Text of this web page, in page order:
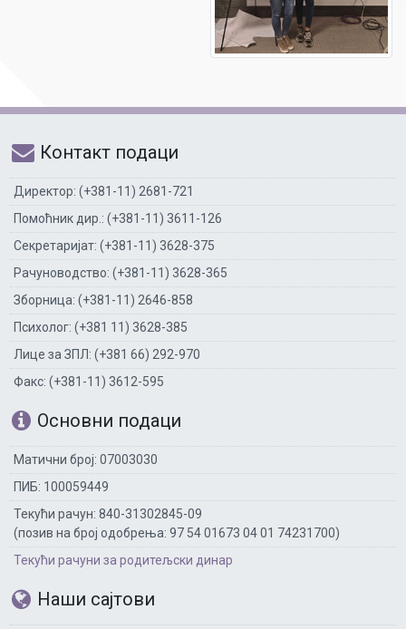
Контакт подаци
Директор: (+381-11) 2681-721
Помоћник дир.: (+381-11) 3611-126
Секретаријат: (+381-11) 3628-375
Рачуноводство: (+381-11) 3628-365
Зборница: (+381-11) 2646-858
Психолог: (+381 11) 3628-385
Лице за ЗПЛ: (+381 66) 292-970
Факс: (+381-11) 3612-595
Основни подаци
Матични број: 07003030
ПИБ: 100059449
Текући рачун: 840-31302845-09
(позив на број одобрења: 97 54 01673 04 01 74231700)
Текући рачуни за родитељски динар
Наши сајтови